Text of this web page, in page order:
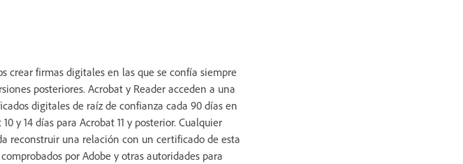
crear firmas digitales en las que se confía siempre
posteriores. Acrobat y Reader acceden a una
digitales de raíz de confianza cada 90 días en
y 14 días para Acrobat 11 y posterior. Cualquier
reconstruir una relación con un certificado de esta
por Adobe y otras autoridades para